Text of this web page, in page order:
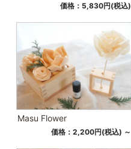
価格：5,830円(税込)
Masu Flower
価格：2,200円(税込) ～